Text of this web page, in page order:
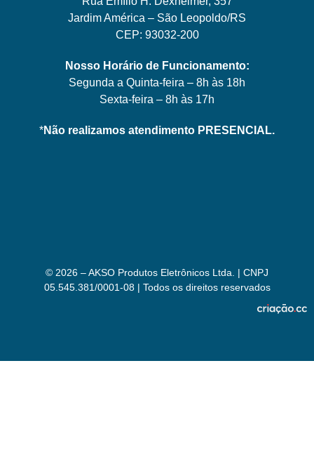
Jardim América – São Leopoldo/RS
CEP: 93032-200
Nosso Horário de Funcionamento:
Segunda a Quinta-feira – 8h às 18h
Sexta-feira – 8h às 17h
*Não realizamos atendimento PRESENCIAL.
© 2026 – AKSO Produtos Eletrônicos Ltda. | CNPJ
05.545.381/0001-08 | Todos os direitos reservados